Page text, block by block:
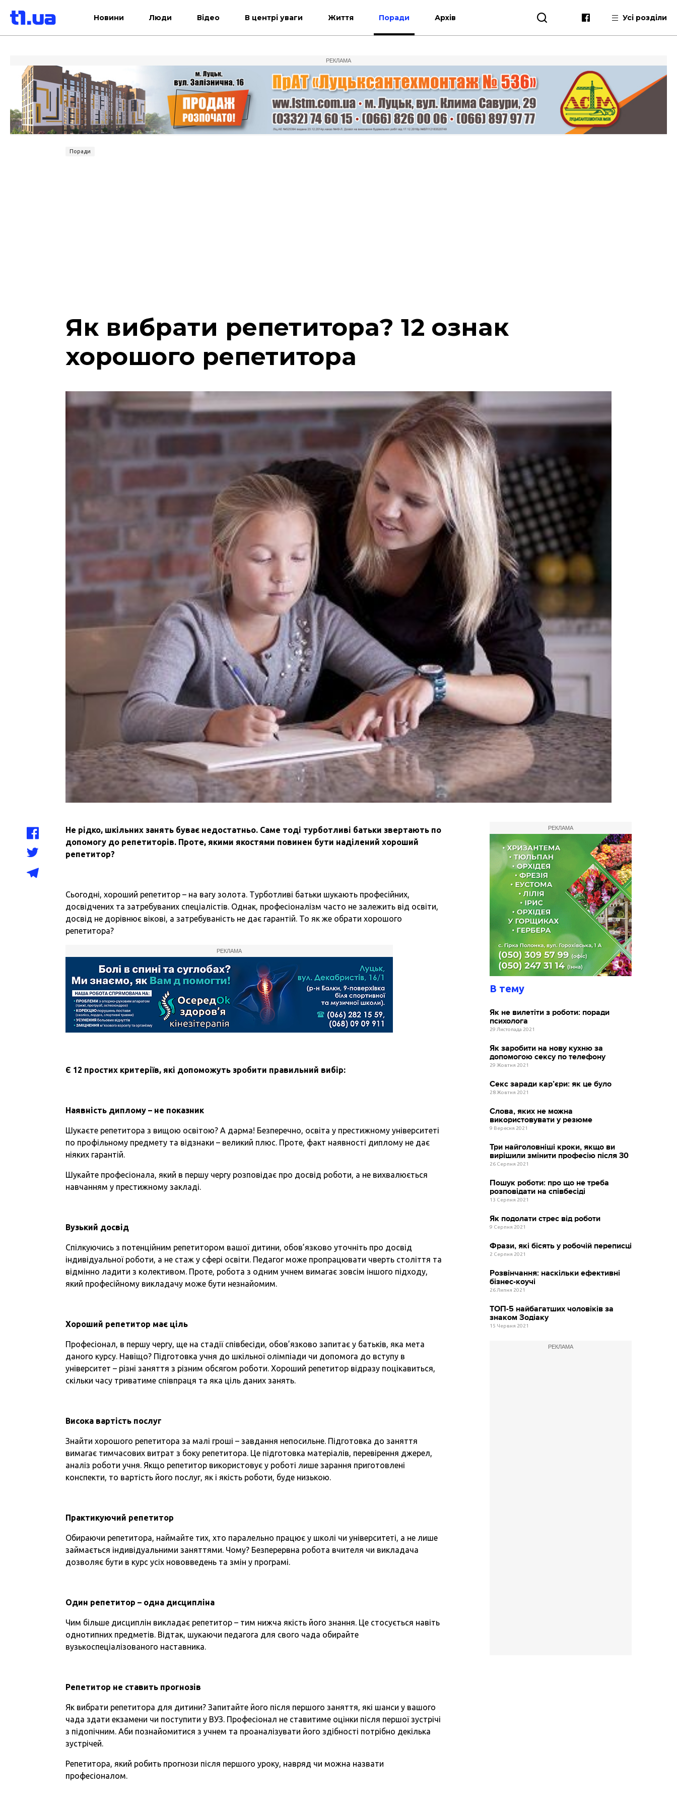
Новини Люди Відео В центрі уваги Життя Поради Архів Усі розділи
РЕКЛАМА
Поради
Як вибрати репетитора? 12 ознак
хорошого репетитора
Не рідко, шкільних занять буває недостатньо. Саме тоді турботливі батьки звертають по
допомогу до репетиторів. Проте, якими якостями повинен бути наділений хороший
репетитор?
Сьогодні, хороший репетитор – на вагу золота. Турботливі батьки шукають професійних,
досвідчених та затребуваних спеціалістів. Однак, професіоналізм часто не залежить від освіти,
досвід не дорівнює вікові, а затребуваність не дає гарантій. То як же обрати хорошого
репетитора?
РЕКЛАМА
Є 12 простих критеріїв, які допоможуть зробити правильний вибір:
Наявність диплому – не показник
Шукаєте репетитора з вищою освітою? А дарма! Безперечно, освіта у престижному університеті
по профільному предмету та відзнаки – великий плюс. Проте, факт наявності диплому не дає
ніяких гарантій.
Шукайте професіонала, який в першу чергу розповідає про досвід роботи, а не вихвалюється
навчанням у престижному закладі.
Вузький досвід
Спілкуючись з потенційним репетитором вашої дитини, обов’язково уточніть про досвід
індивідуальної роботи, а не стаж у сфері освіти. Педагог може пропрацювати чверть століття та
відмінно ладити з колективом. Проте, робота з одним учнем вимагає зовсім іншого підходу,
який професійному викладачу може бути незнайомим.
Хороший репетитор має ціль
Професіонал, в першу чергу, ще на стадії співбесіди, обов’язково запитає у батьків, яка мета
даного курсу. Навіщо? Підготовка учня до шкільної олімпіади чи допомога до вступу в
університет – різні заняття з різним обсягом роботи. Хороший репетитор відразу поцікавиться,
скільки часу триватиме співпраця та яка ціль даних занять.
Висока вартість послуг
Знайти хорошого репетитора за малі гроші – завдання непосильне. Підготовка до заняття
вимагає тимчасових витрат з боку репетитора. Це підготовка матеріалів, перевірення джерел,
аналіз роботи учня. Якщо репетитор використовує у роботі лише зарання приготовлені
конспекти, то вартість його послуг, як і якість роботи, буде низькою.
Практикуючий репетитор
Обираючи репетитора, наймайте тих, хто паралельно працює у школі чи університеті, а не лише
займається індивідуальними заняттями. Чому? Безперервна робота вчителя чи викладача
дозволяє бути в курс усіх нововведень та змін у програмі.
Один репетитор – одна дисципліна
Чим більше дисциплін викладає репетитор – тим нижча якість його знання. Це стосується навіть
однотипних предметів. Відтак, шукаючи педагога для свого чада обирайте
вузькоспеціалізованого наставника.
Репетитор не ставить прогнозів
Як вибрати репетитора для дитини? Запитайте його після першого заняття, які шанси у вашого
чада здати екзамени чи поступити у ВУЗ. Професіонал не ставитиме оцінки після першої зустрічі
з підопічним. Аби познайомитися з учнем та проаналізувати його здібності потрібно декілька
зустрічей.
Репетитора, який робить прогнози після першого уроку, навряд чи можна назвати
професіоналом.
РЕКЛАМА
В тему
Як не вилетіти з роботи: поради
психолога
29 Листопада 2021
Як заробити на нову кухню за
допомогою сексу по телефону
29 Жовтня 2021
Секс заради кар’єри: як це було
28 Жовтня 2021
Слова, яких не можна
використовувати у резюме
9 Вересня 2021
Три найголовніші кроки, якщо ви
вирішили змінити професію після 30
26 Серпня 2021
Пошук роботи: про що не треба
розповідати на співбесіді
13 Серпня 2021
Як подолати стрес від роботи
9 Серпня 2021
Фрази, які бісять у робочій переписці
2 Серпня 2021
Розвінчання: наскільки ефективні
бізнес-коучі
26 Липня 2021
ТОП-5 найбагатших чоловіків за
знаком Зодіаку
15 Червня 2021
РЕКЛАМА